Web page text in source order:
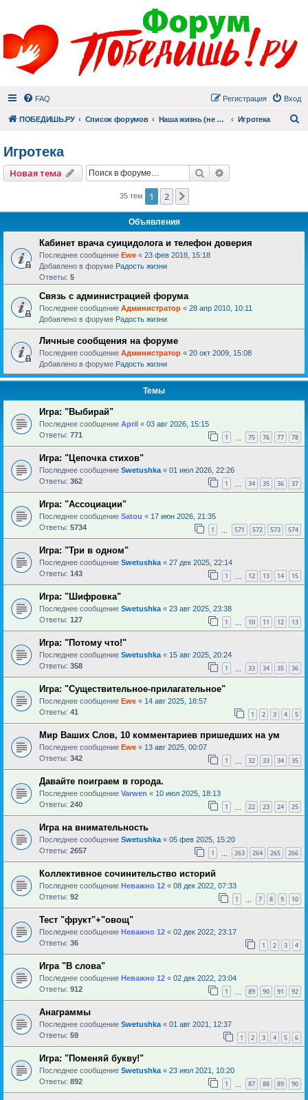
FAQ Вход
Регистрация
ПОБЕДИШЬ.РУ Список форумов Наша жизнь (не всё же о суициде!) Игротека
Игротека
Новая тема Поиск
35 тем 1 2
Объявления
Кабинет врача суицидолога и телефон доверия
Последнее сообщение Ewe « 23 фев 2018, 15:18
Добавлено в форуме Радость жизни
Ответы: 5
Связь с администрацией форума
Последнее сообщение Администратор « 28 апр 2010, 10:11
Добавлено в форуме Радость жизни
Личные сообщения на форуме
Последнее сообщение Администратор « 20 окт 2009, 15:08
Добавлено в форуме Радость жизни
Темы
Игра: "Выбирай"
Последнее сообщение April « 03 авг 2026, 15:15
Ответы: 771 1 75 76 77 78
Игра: "Цепочка стихов"
Последнее сообщение Swetushka « 01 июл 2026, 22:26
Ответы: 362 1 34 35 36 37
Игра: "Ассоциации"
Последнее сообщение Satou « 17 июн 2026, 21:35
Ответы: 5734 1 571 572 573 574
Игра: "Три в одном"
Последнее сообщение Swetushka « 27 дек 2025, 22:14
Ответы: 143 1 12 13 14 15
Игра: "Шифровка"
Последнее сообщение Swetushka « 23 авг 2025, 23:38
Ответы: 127 1 10 11 12 13
Игра: "Потому что!"
Последнее сообщение Swetushka « 15 авг 2025, 20:24
Ответы: 358 1 33 34 35 36
Игра: "Существительное-прилагательное"
Последнее сообщение Ewe « 14 авг 2025, 18:57
Ответы: 41 1 2 3 4 5
Мир Ваших Слов, 10 комментариев пришедших на ум
Последнее сообщение Ewe « 13 авг 2025, 00:07
Ответы: 342 1 32 33 34 35
Давайте поиграем в города.
Последнее сообщение Varwen « 10 июл 2025, 18:13
Ответы: 240 1 22 23 24 25
Игра на внимательность
Последнее сообщение Swetushka « 05 фев 2025, 15:20
Ответы: 2657 1 263 264 265 266
Коллективное сочинительство историй
Последнее сообщение Неважно 12 « 08 дек 2022, 07:33
Ответы: 92 1 7 8 9 10
Тест "фрукт"+"овощ"
Последнее сообщение Неважно 12 « 02 дек 2022, 23:17
Ответы: 36 1 2 3 4
Игра "В слова"
Последнее сообщение Неважно 12 « 02 дек 2022, 23:04
Ответы: 912 1 89 90 91 92
Анаграммы
Последнее сообщение Swetushka « 01 авг 2021, 12:37
Ответы: 59 1 2 3 4 5 6
Игра: "Поменяй букву!"
Последнее сообщение Swetushka « 23 июл 2021, 10:20
Ответы: 892 1 87 88 89 90